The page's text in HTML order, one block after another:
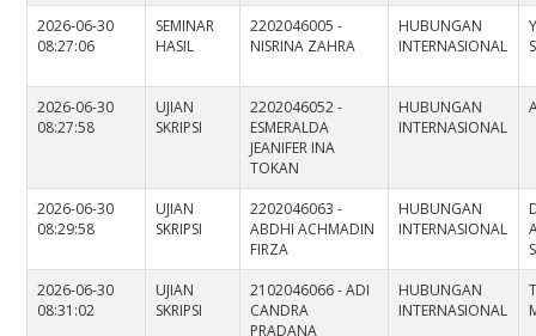
2026-06-30
08:27:06
SEMINAR
HASIL
2202046005 -
NISRINA ZAHRA
HUBUNGAN
INTERNASIONAL
2026-06-30
08:27:58
UJIAN
SKRIPSI
2202046052 -
ESMERALDA
JEANIFER INA
TOKAN
HUBUNGAN
INTERNASIONAL
2026-06-30
08:29:58
UJIAN
SKRIPSI
2202046063 -
ABDHI ACHMADIN
FIRZA
HUBUNGAN
INTERNASIONAL
2026-06-30
08:31:02
UJIAN
SKRIPSI
2102046066 - ADI
CANDRA
PRADANA
HUBUNGAN
INTERNASIONAL